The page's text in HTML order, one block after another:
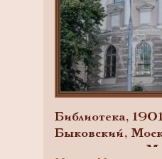
Библиотека,
Быковский,
университет —